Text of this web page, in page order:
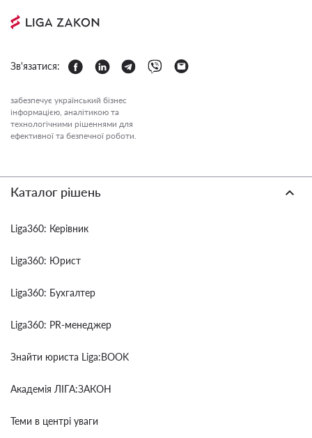
Зв'язатися:
забезпечує український бізнес
інформацією, аналітикою та
технологічними рішеннями для
ефективної та безпечної роботи.
Каталог рішень
Liga360: Керівник
Liga360: Юрист
Liga360: Бухгалтер
Liga360: PR-менеджер
Знайти юриста Liga:BOOK
Академія ЛІГА:ЗАКОН
Теми в центрі уваги